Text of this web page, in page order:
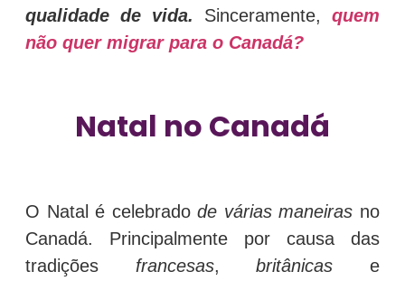
qualidade de vida. Sinceramente, quem
não quer migrar para o Canadá?
Natal no Canadá
O Natal é celebradode várias maneiras no
Canadá. Principalmente por causa das
tradições francesas,britânicas e